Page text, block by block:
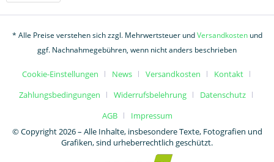
* Alle Preise verstehen sich zzgl. Mehrwertsteuer undVersandkostenund
ggf. Nachnahmegebühren, wenn nicht anders beschrieben
Cookie-Einstellungen News Versandkosten
Kontakt
Zahlungsbedingungen
Widerrufsbelehrung
Datenschutz
AGB
Impressum
© Copyright 2026 – Alle Inhalte, insbesondere Texte, Fotografien und
Grafiken, sind urheberrechtlich geschützt.